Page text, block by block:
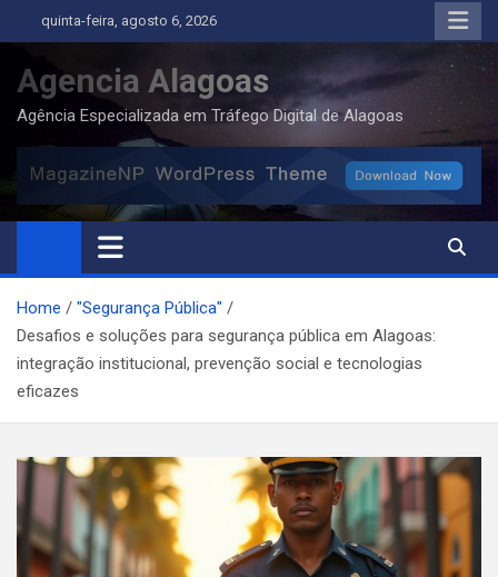
to
content
quinta-feira, agosto 6, 2026
Agencia Alagoas
Agência Especializada em Tráfego Digital de Alagoas
Home
"Segurança Pública"
Desafios e soluções para segurança pública em Alagoas:
integração institucional, prevenção social e tecnologias
eficazes